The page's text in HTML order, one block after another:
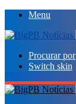
Menu
Procurar por
Switch skin